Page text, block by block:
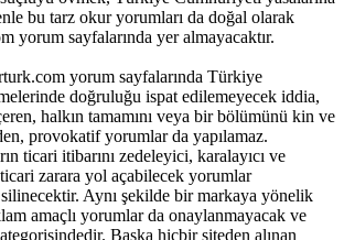
bu tarz okur yorumları da doğal olarak
yorum sayfalarında yer almayacaktır.
yorum sayfalarında Türkiye
doğruluğu ispat edilemeyecek iddia,
halkın tamamını veya bir bölümünü kin ve
provokatif yorumlar da yapılamaz.
ticari itibarını zedeleyici, karalayıcı ve
zarara yol açabilecek yorumlar
Aynı şekilde bir markaya yönelik
amaçlı yorumlar da onaylanmayacak ve
Başka hiçbir siteden alınan